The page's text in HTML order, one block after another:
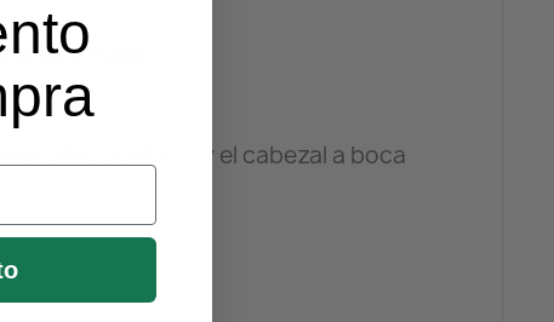
bucal.
de un adulto y el cabezal a boca